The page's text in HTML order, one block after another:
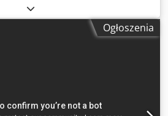
- osłona na tarczę - wysokość
cięcia 640mm - możliwość
pionowej - przesuw
N Imofx Ailowa Cena netto:
Ogłoszenia